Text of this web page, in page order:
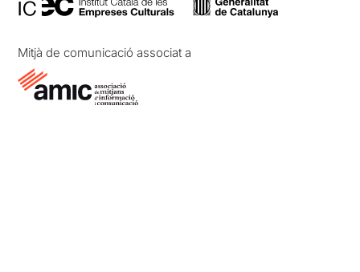
Mitjà de comunicació associat a